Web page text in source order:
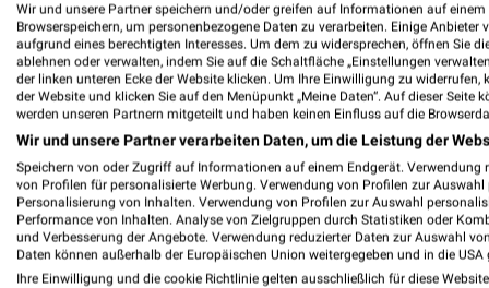
Wir und unsere Partner speichern und/oder greifen auf Informationen auf einem
Browserspeichern, um personenbezogene Daten zu verarbeiten. Einige
aufgrund eines berechtigten Interesses. Um dem zu widersprechen, öffnen Sie
ablehnen oder verwalten, indem Sie auf die Schaltfläche „Einstellungen
der linken unteren Ecke der Website klicken. Um Ihre Einwilligung zu
der Website und klicken Sie auf den Menüpunkt „Meine Daten“. Auf dieser
werden unseren Partnern mitgeteilt und haben keinen Einfluss auf die
Wir und unsere Partner verarbeiten Daten, um die Leistung der
Speichern von oder Zugriff auf Informationen auf einem Endgerät. Verwendung
von Profilen für personalisierte Werbung. Verwendung von Profilen zur
Personalisierung von Inhalten. Verwendung von Profilen zur Auswahl
Performance von Inhalten. Analyse von Zielgruppen durch Statistiken oder
und Verbesserung der Angebote. Verwendung reduzierter Daten zur Auswahl
Daten können außerhalb der Europäischen Union weitergegeben und in die USA
Ihre Einwilligung und die cookie Richtlinie gelten ausschließlich für diese